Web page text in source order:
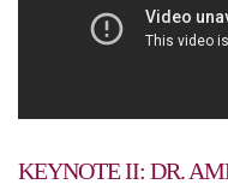
KEYNOTE II: DR.